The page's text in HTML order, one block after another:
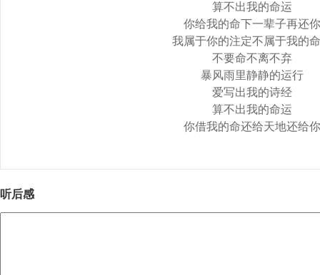
算不出我的命运
你给我的命下一辈子再还
我属于你的注定不属于我的
不要命不离不弃
暴风雨里静静的运行
爱写出我的诗经
算不出我的命运
你借我的命还给天地还给
听后感